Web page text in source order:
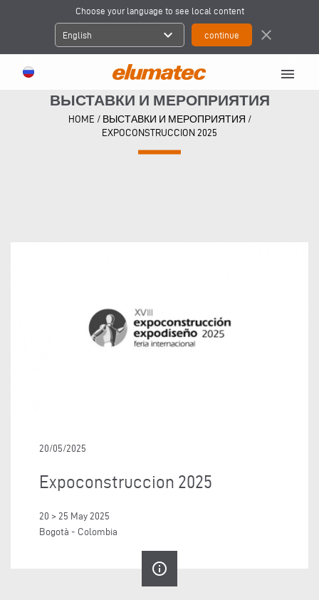
Choose your language to see local content
English expand_more close
menu
ВЫСТАВКИ И МЕРОПРИЯТИЯ
HOME / ВЫСТАВКИ И МЕРОПРИЯТИЯ /
EXPOCONSTRUCCION 2025
20/05/2025
Expoconstruccion 2025
20 > 25 May 2025
Bogotà - Colombia
info_outline